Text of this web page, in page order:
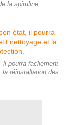
la spiruline.
il pourra facilement
la réinstallation des